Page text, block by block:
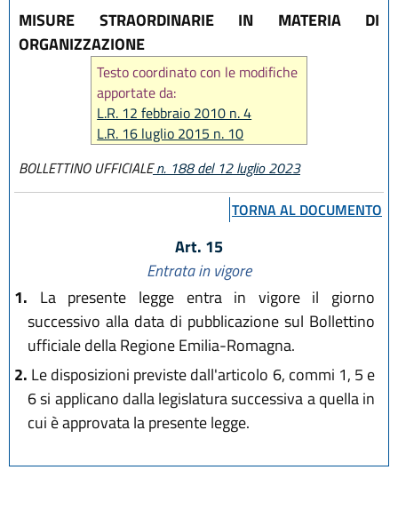
MISURE STRAORDINARIE IN MATERIA DI
ORGANIZZAZIONE
Testo coordinato con le modifiche
apportate da:
L.R. 12 febbraio 2010 n. 4
L.R. 16 luglio 2015 n. 10
BOLLETTINO UFFICIALEn. 188 del 12 luglio 2023
TORNA AL DOCUMENTO
Art. 15
Entrata in vigore
1. La presente legge entra in vigore il giorno
successivo alla data di pubblicazione sul Bollettino
ufficiale della Regione Emilia-Romagna.
2. Le disposizioni previste dall'articolo 6, commi 1, 5 e
6 si applicano dalla legislatura successiva a quella in
cui è approvata la presente legge.